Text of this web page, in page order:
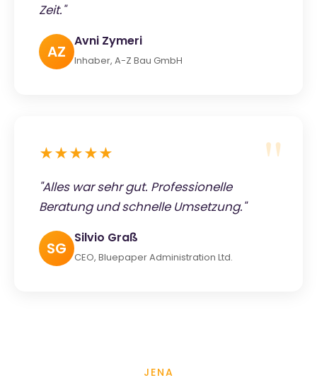
Zeit."
AZ
Avni Zymeri
Inhaber, A-Z Bau GmbH
★★★★★
"Alles war sehr gut. Professionelle
Beratung und schnelle Umsetzung."
SG
Silvio Graß
CEO, Bluepaper Administration Ltd.
JENA